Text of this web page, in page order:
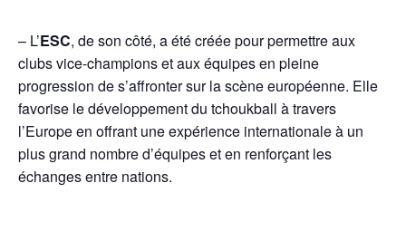
– L’ESC, de son côté, a été créée pour permettre aux
clubs vice-champions et aux équipes en pleine
progression de s’affronter sur la scène européenne. Elle
favorise le développement du tchoukball à travers
l’Europe en offrant une expérience internationale à un
plus grand nombre d’équipes et en renforçant les
échanges entre nations.